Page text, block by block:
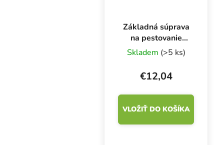
Základná súprava
na pestovanie
mikrozeleniny,
rockwool Grodan
Skladem (>5 ks)
€12,04
VLOŽIŤ DO KOŠÍKA